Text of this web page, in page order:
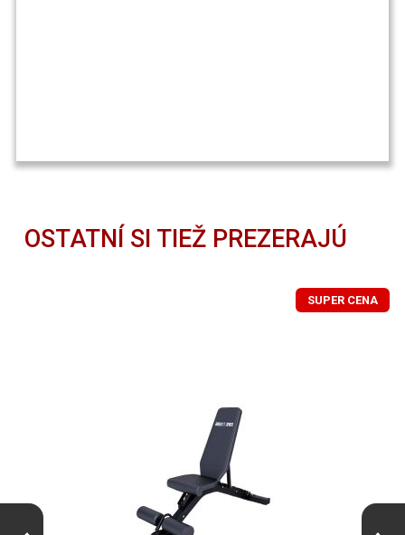
OSTATNÍ SI TIEŽ PREZERAJÚ
SUPER CENA